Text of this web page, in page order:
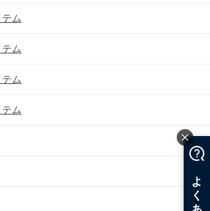
ム
ム
ム
ム